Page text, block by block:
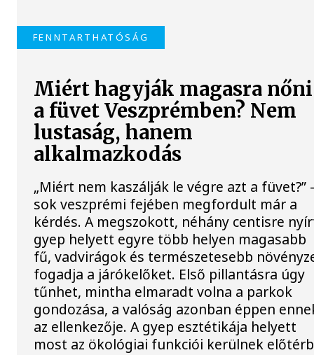
FENNTARTHATÓSÁG
Miért hagyják magasra nőni
a füvet Veszprémben? Nem
lustaság, hanem
alkalmazkodás
„Miért nem kaszálják le végre azt a füvet?”
sok veszprémi fejében megfordult már a
kérdés. A megszokott, néhány centisre
gyep helyett egyre több helyen magasabb
fű, vadvirágok és természetesebb
fogadja a járókelőket. Első pillantásra úgy
tűnhet, mintha elmaradt volna a parkok
gondozása, a valóság azonban éppen
az ellenkezője. A gyep esztétikája helyett
most az ökológiai funkciói kerülnek